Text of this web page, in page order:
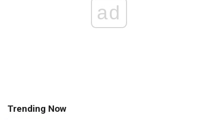
ad
Trending Now